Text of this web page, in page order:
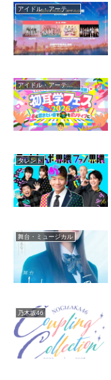
アイドル・アーティスト
アイドル・アーティスト
タレント
舞台・ミュージカル
乃木坂46